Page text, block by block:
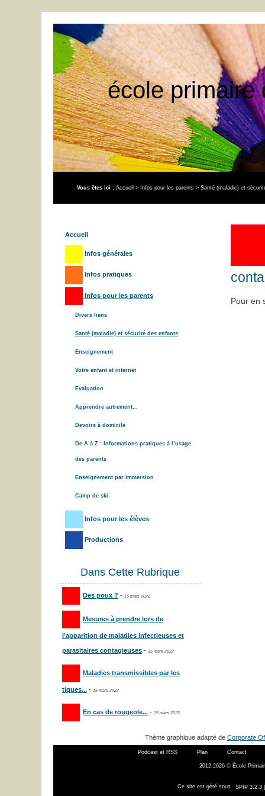
école primaire
Vous êtes ici : Accueil > Infos pour les parents > Santé (maladie) et
Accueil
Infos générales
Infos pratiques
Infos pour les parents
Divers liens
Santé (maladie) et sécurité des enfants
Enseignement
Votre enfant et internet
Evaluation
Apprendre autrement...
Devoirs à domicile
De A à Z : Informations pratiques à l’usage
des parents
Enseignement par immersion
Camp de ski
Infos pour les élèves
Productions
Dans Cette Rubrique
Des poux ? - 15 mars 2022
Mesures à prendre lors de
l’apparition de maladies infectieuses et
parasitaires contagieuses - 15 mars 2022
Maladies transmissibles par les
tiques... - 15 mars 2022
En cas de rougeole... - 15 mars 2022
Pour en
Thème graphique adapté de Corporate
Podcast et RSS Plan Contact
2012-2026 © École
Ce site est géré sous SPIP 3.2.3